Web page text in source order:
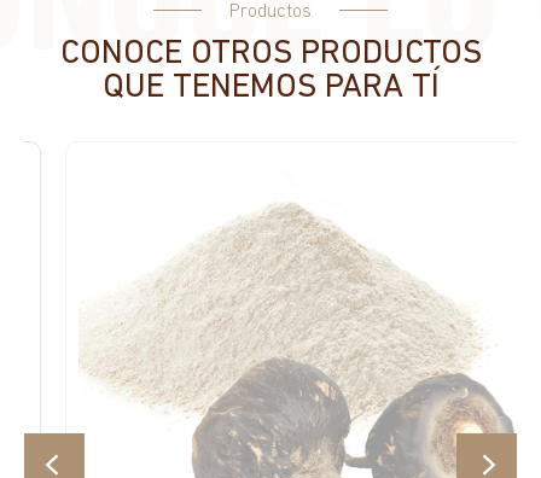
Productos
CONOCE OTROS PRODUCTOS
QUE TENEMOS PARA TÍ